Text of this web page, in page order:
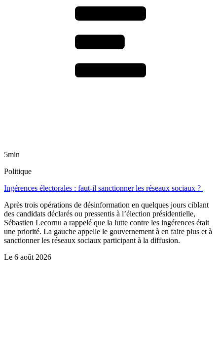
5min
Politique
Ingérences électorales : faut-il sanctionner les réseaux sociaux ?
Après trois opérations de désinformation en quelques jours ciblant
des candidats déclarés ou pressentis à l’élection présidentielle,
Sébastien Lecornu a rappelé que la lutte contre les ingérences était
une priorité. La gauche appelle le gouvernement à en faire plus et à
sanctionner les réseaux sociaux participant à la diffusion.
Le 6 août 2026